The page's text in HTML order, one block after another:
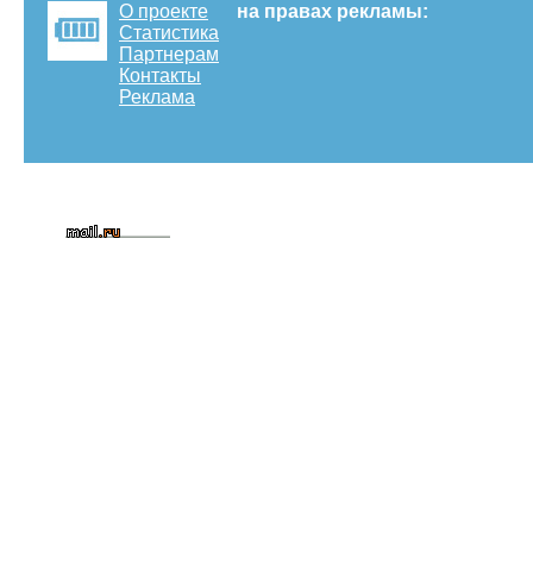
О проекте
Статистика
Партнерам
Контакты
Реклама
на правах рекламы: